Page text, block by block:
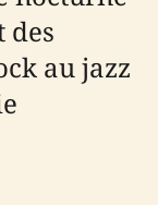
des
au jazz